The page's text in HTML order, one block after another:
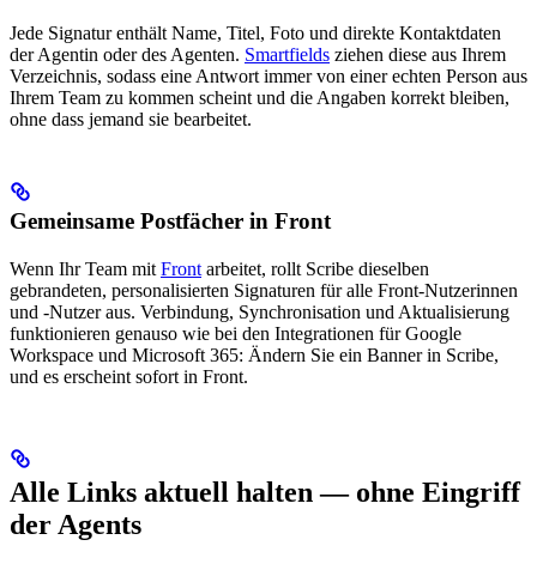
Jede Signatur enthält Name, Titel, Foto und direkte Kontaktdaten
der Agentin oder des Agenten. Smartfields ziehen diese aus Ihrem
Verzeichnis, sodass eine Antwort immer von einer echten Person aus
Ihrem Team zu kommen scheint und die Angaben korrekt bleiben,
ohne dass jemand sie bearbeitet.
Gemeinsame Postfächer in Front
Wenn Ihr Team mitFrontarbeitet, rollt Scribe dieselben
gebrandeten, personalisierten Signaturen für alle Front-Nutzerinnen
und -Nutzer aus. Verbindung, Synchronisation und Aktualisierung
funktionieren genauso wie bei den Integrationen für Google
Workspace und Microsoft 365: Ändern Sie ein Banner in Scribe,
und es erscheint sofort in Front.
Alle Links aktuell halten — ohne Eingriff
der Agents